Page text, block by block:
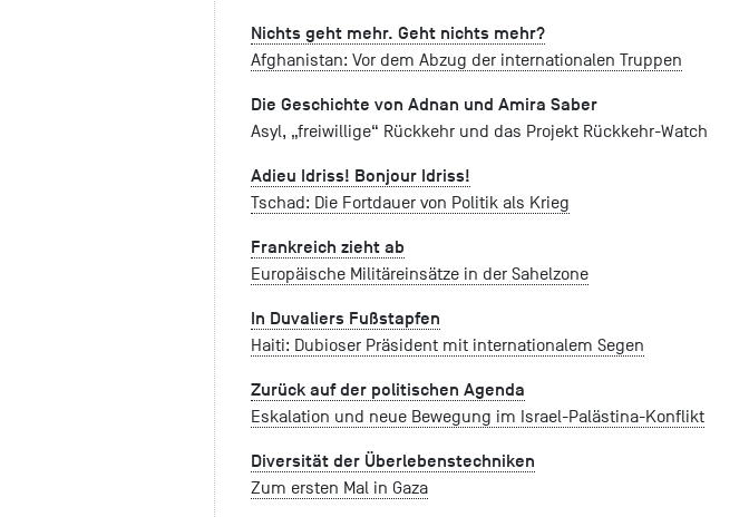
Nichts geht mehr. Geht nichts mehr?
Afghanistan: Vor dem Abzug der internationalen Truppen
Die Geschichte von Adnan und Amira Saber
Asyl, „freiwillige“ Rückkehr und das Projekt Rückkehr-Watch
Adieu Idriss! Bonjour Idriss!
Tschad: Die Fortdauer von Politik als Krieg
Frankreich zieht ab
Europäische Militäreinsätze in der Sahelzone
In Duvaliers Fußstapfen
Haiti: Dubioser Präsident mit internationalem Segen
Zurück auf der politischen Agenda
Eskalation und neue Bewegung im Israel-Palästina-Konflikt
Diversität der Überlebenstechniken
Zum ersten Mal in Gaza